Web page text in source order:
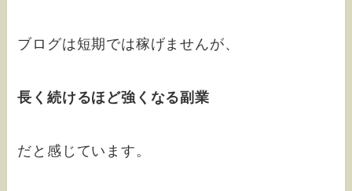
ブログは短期では稼げませんが、
長く続けるほど強くなる副業
だと感じています。